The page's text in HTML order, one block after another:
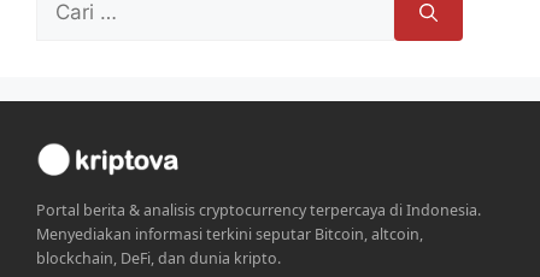
Portal berita & analisis cryptocurrency terpercaya di Indonesia.
Menyediakan informasi terkini seputar Bitcoin, altcoin,
blockchain, DeFi, dan dunia kripto.